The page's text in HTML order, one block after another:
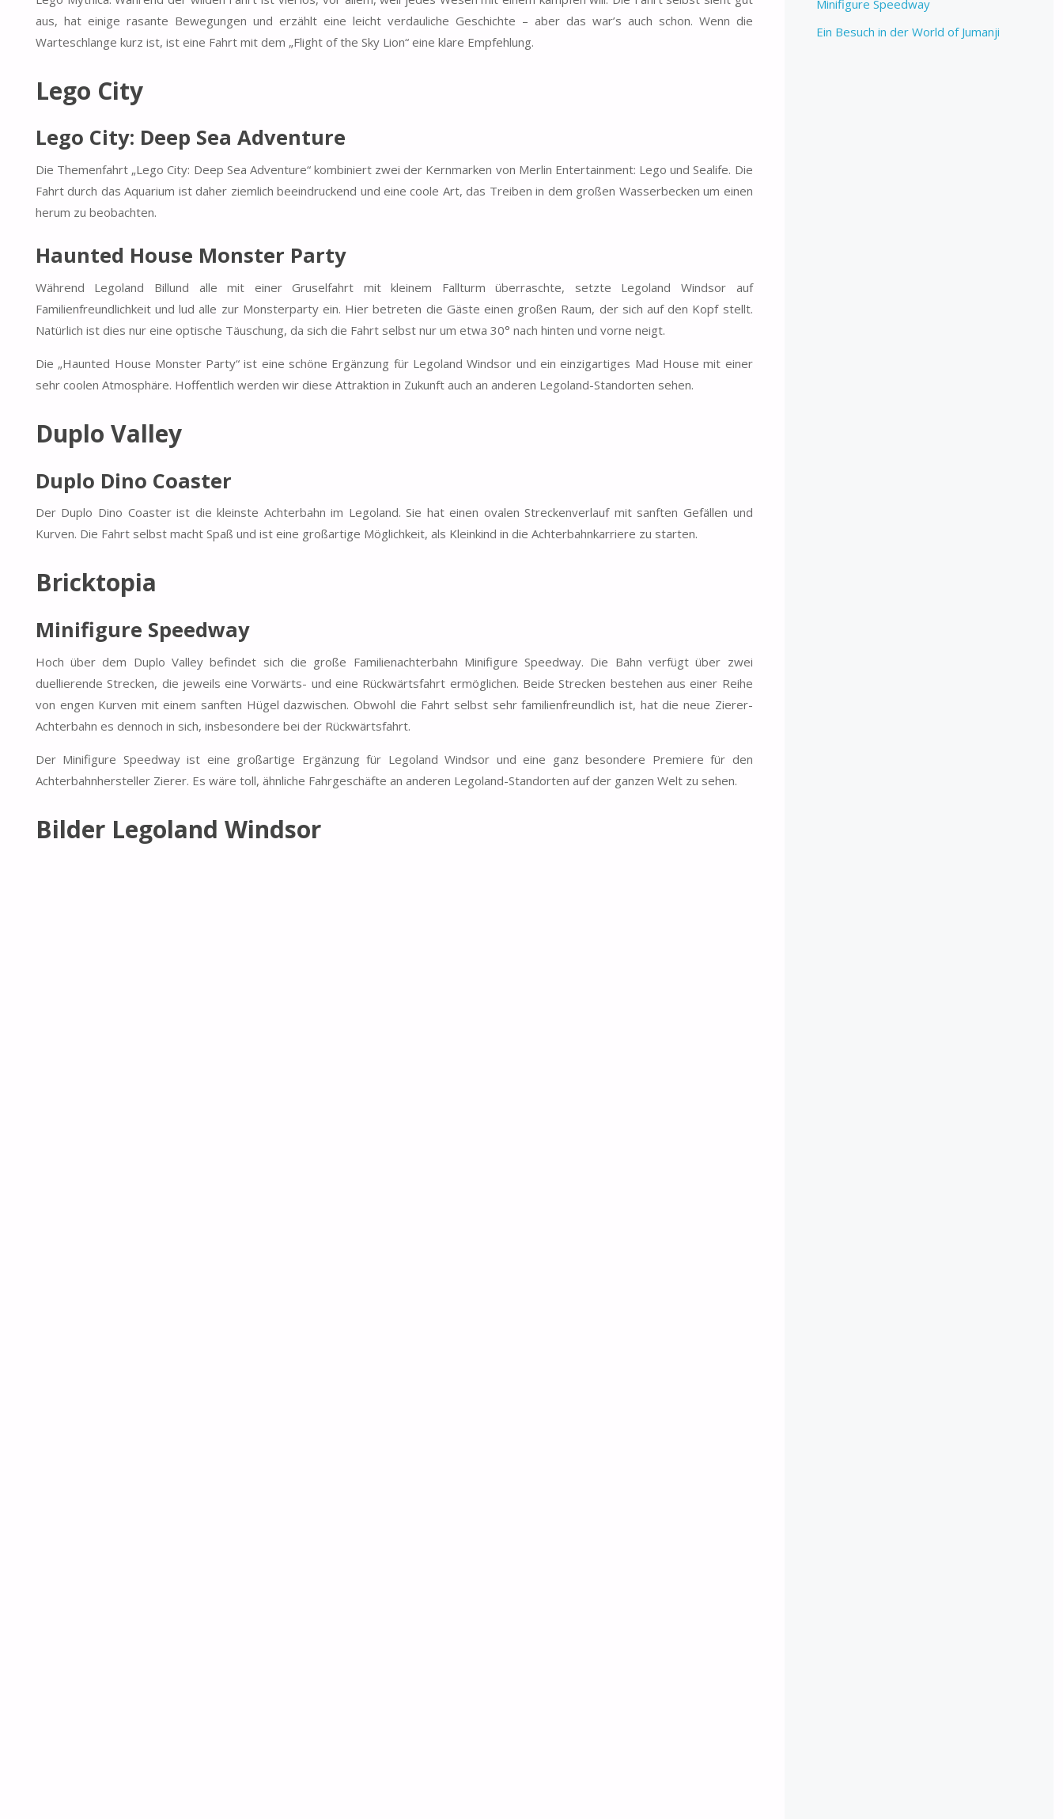
aus, hat einige rasante Bewegungen und erzählt eine leicht verdauliche Geschichte – aber das war’s auch schon. Wenn die
Warteschlange kurz ist, ist eine Fahrt mit dem „Flight of the Sky Lion“ eine klare Empfehlung.
Lego City
Lego City: Deep Sea Adventure
Die Themenfahrt „Lego City: Deep Sea Adventure“ kombiniert zwei der Kernmarken von Merlin Entertainment: Lego und Sealife. Die
Fahrt durch das Aquarium ist daher ziemlich beeindruckend und eine coole Art, das Treiben in dem großen Wasserbecken um einen
herum zu beobachten.
Haunted House Monster Party
Während Legoland Billund alle mit einer Gruselfahrt mit kleinem Fallturm überraschte, setzte Legoland Windsor auf
Familienfreundlichkeit und lud alle zur Monsterparty ein. Hier betreten die Gäste einen großen Raum, der sich auf den Kopf stellt.
Natürlich ist dies nur eine optische Täuschung, da sich die Fahrt selbst nur um etwa 30° nach hinten und vorne neigt.
Die „Haunted House Monster Party“ ist eine schöne Ergänzung für Legoland Windsor und ein einzigartiges Mad House mit einer
sehr coolen Atmosphäre. Hoffentlich werden wir diese Attraktion in Zukunft auch an anderen Legoland-Standorten sehen.
Duplo Valley
Duplo Dino Coaster
Der Duplo Dino Coaster ist die kleinste Achterbahn im Legoland. Sie hat einen ovalen Streckenverlauf mit sanften Gefällen und
Kurven. Die Fahrt selbst macht Spaß und ist eine großartige Möglichkeit, als Kleinkind in die Achterbahnkarriere zu starten.
Bricktopia
Minifigure Speedway
Hoch über dem Duplo Valley befindet sich die große Familienachterbahn Minifigure Speedway. Die Bahn verfügt über zwei
duellierende Strecken, die jeweils eine Vorwärts- und eine Rückwärtsfahrt ermöglichen. Beide Strecken bestehen aus einer Reihe
von engen Kurven mit einem sanften Hügel dazwischen. Obwohl die Fahrt selbst sehr familienfreundlich ist, hat die neue Zierer-
Achterbahn es dennoch in sich, insbesondere bei der Rückwärtsfahrt.
Der Minifigure Speedway ist eine großartige Ergänzung für Legoland Windsor und eine ganz besondere Premiere für den
Achterbahnhersteller Zierer. Es wäre toll, ähnliche Fahrgeschäfte an anderen Legoland-Standorten auf der ganzen Welt zu sehen.
Bilder Legoland Windsor
Minifigure Speedway
Ein Besuch in der World of Jumanji